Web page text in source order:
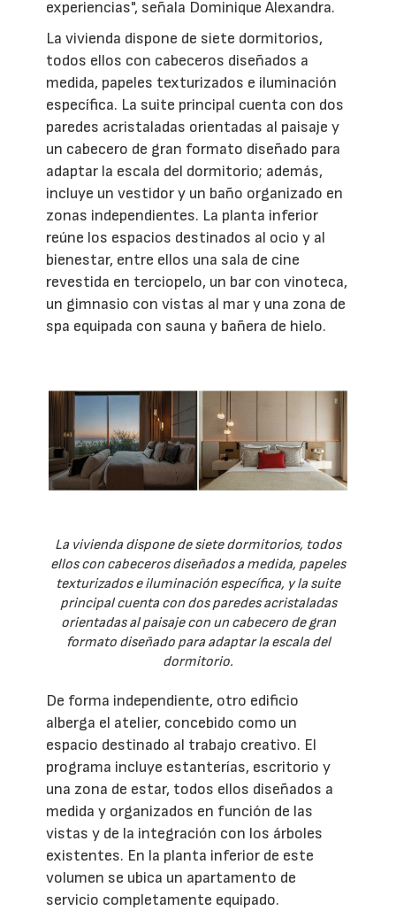
experiencias", señala Dominique Alexandra.
La vivienda dispone de siete dormitorios,
todos ellos con cabeceros diseñados a
medida, papeles texturizados e iluminación
específica. La suite principal cuenta con dos
paredes acristaladas orientadas al paisaje y
un cabecero de gran formato diseñado para
adaptar la escala del dormitorio; además,
incluye un vestidor y un baño organizado en
zonas independientes. La planta inferior
reúne los espacios destinados al ocio y al
bienestar, entre ellos una sala de cine
revestida en terciopelo, un bar con vinoteca,
un gimnasio con vistas al mar y una zona de
spa equipada con sauna y bañera de hielo.
La vivienda dispone de siete dormitorios, todos
ellos con cabeceros diseñados a medida, papeles
texturizados e iluminación específica, y la suite
principal cuenta con dos paredes acristaladas
orientadas al paisaje con un cabecero de gran
formato diseñado para adaptar la escala del
dormitorio.
De forma independiente, otro edificio
alberga el atelier, concebido como un
espacio destinado al trabajo creativo. El
programa incluye estanterías, escritorio y
una zona de estar, todos ellos diseñados a
medida y organizados en función de las
vistas y de la integración con los árboles
existentes. En la planta inferior de este
volumen se ubica un apartamento de
servicio completamente equipado.